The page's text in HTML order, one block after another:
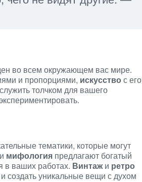
во всем окружающем вас мире.
и пропорциями, искусство с его
толчком для вашего
тематики, которые могут
и мифология предлагают богатый
в ваших работах. Винтажи ретро
создать уникальные вещи с духом